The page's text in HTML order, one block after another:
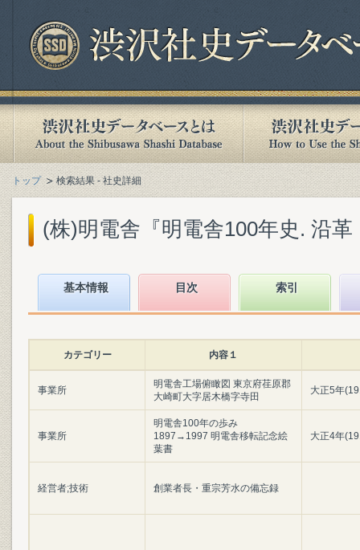
トップ 検索結果 - 社史詳細
(株)明電舎『明電舎100年史. 沿
基本情報 目次 索引
カテゴリー 内容１
事業所
明電舎工場俯瞰図 東京府荏原郡
大崎町大字居木橋字寺田
大正5年
事業所
明電舎100年の歩み
1897→1997 明電舎移転記念絵
葉書
大正4年
経営者;技術 創業者長・重宗芳水の備忘録